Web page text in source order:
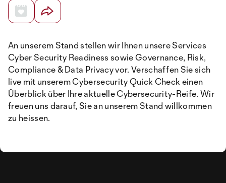
An unserem Stand stellen wir Ihnen unsere Services
Cyber Security Readiness sowie Governance, Risk,
Compliance & Data Privacy vor. Verschaffen Sie sich
live mit unserem Cybersecurity Quick Check einen
Überblick über Ihre aktuelle Cybersecurity-Reife. Wir
freuen uns darauf, Sie an unserem Stand willkommen
zu heissen.